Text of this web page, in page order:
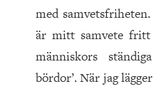
med
är mitt samvete fritt
människors
bördor’. När jag